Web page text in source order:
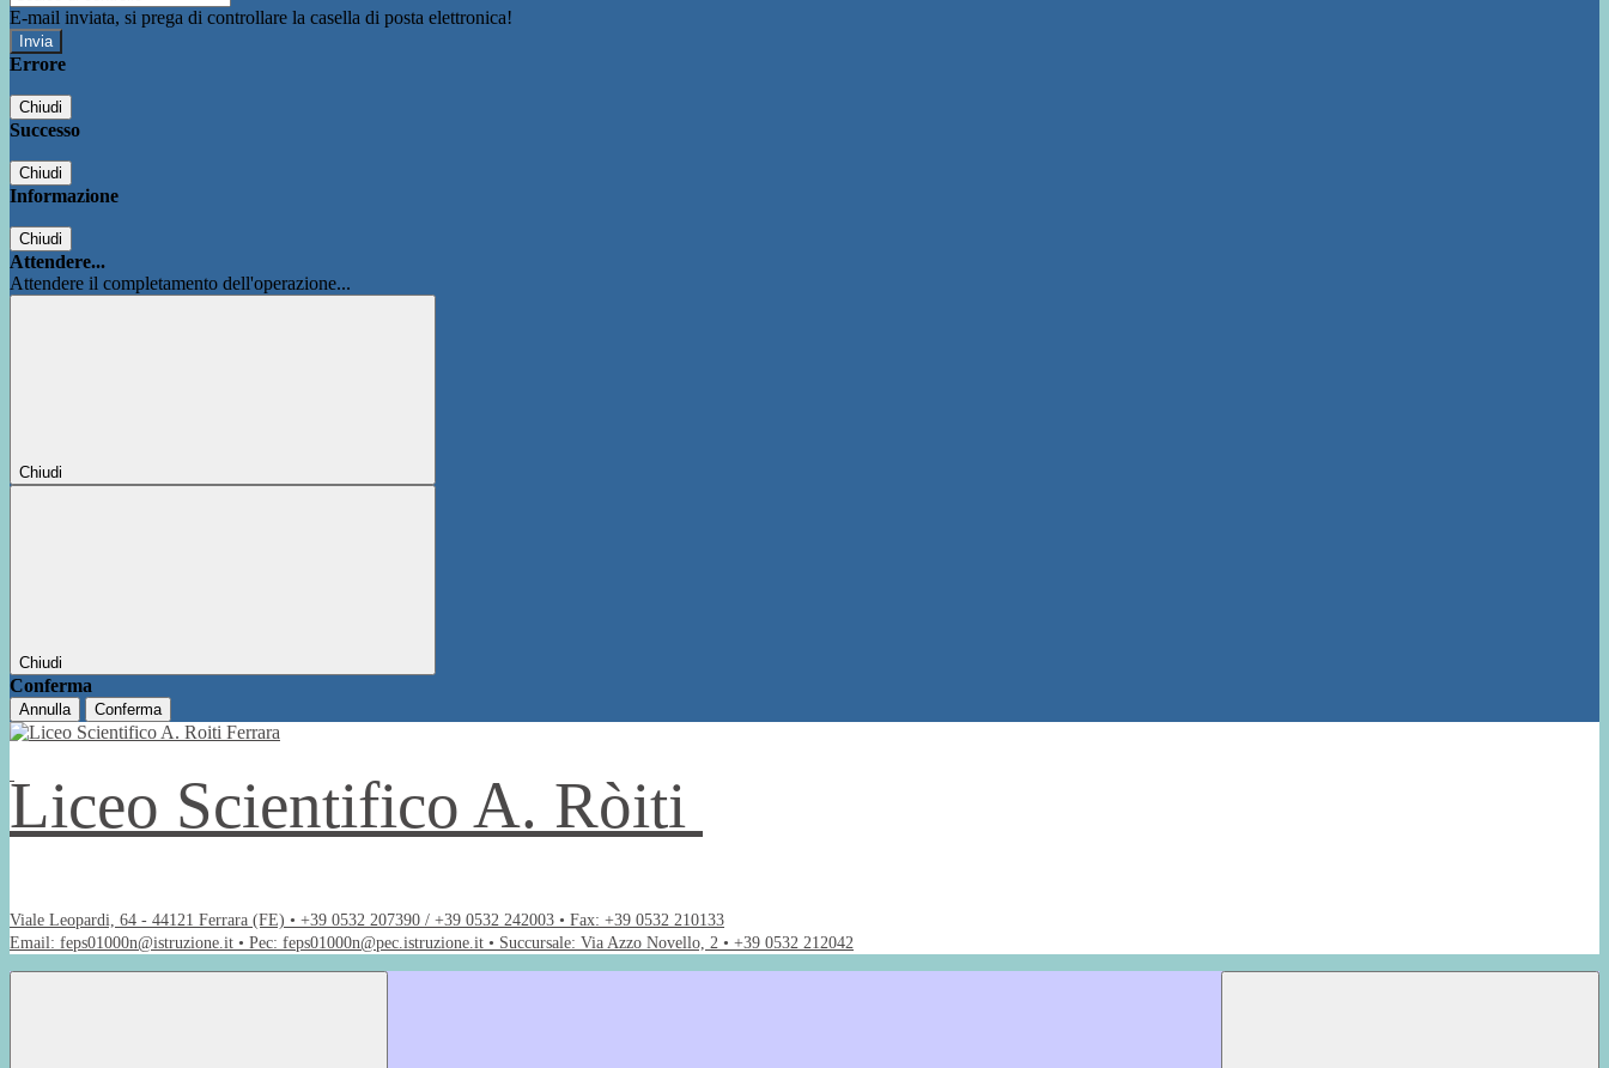
E-mail inviata, si prega di controllare la casella di posta elettronica!
Errore
Chiudi
Successo
Chiudi
Informazione
Chiudi
Attendere...
Attendere il completamento dell'operazione...
Chiudi
Chiudi
Conferma
Annulla Conferma
Liceo Scientifico A. Ròiti
Viale Leopardi, 64 - 44121 Ferrara (FE) • +39 0532 207390 / +39 0532 242003 • Fax: +39 0532 210133
Email: feps01000n@istruzione.it • Pec: feps01000n@pec.istruzione.it • Succursale: Via Azzo Novello, 2 • +39 0532 212042